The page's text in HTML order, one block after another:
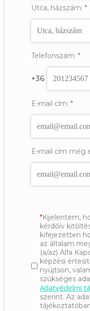
Utca, házszám: *
Telefonszám: *
+36
E-mail cím: *
E-mail cím még
Kijelentem,
kérdőív
kifejezetten
az általam
(a/az) Alfa
képzési
nyújtson,
szükséges
Adatvédelmi
szerint. Az